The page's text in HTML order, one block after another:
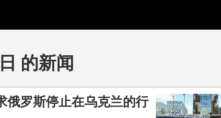
的新闻
俄罗斯停止在乌克兰的行